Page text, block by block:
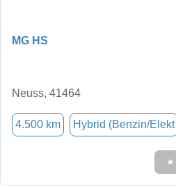
MG HS
Neuss, 41464
4.500 km Hybrid (Benzin/Elekt
★